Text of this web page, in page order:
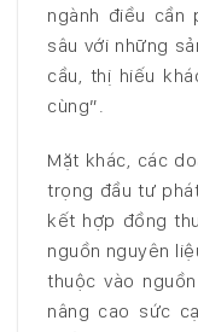
ngành điều cần
sâu với những
cầu, thị hiếu
cùng”.
Mặt khác, các
trọng đầu tư
kết hợp đồng
nguồn nguyên
thuộc vào
nâng cao sức